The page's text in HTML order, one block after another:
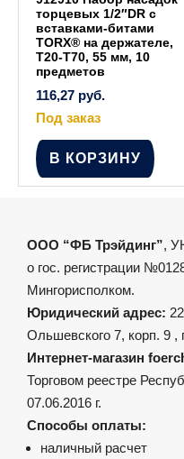
торцевых 1/2″DR с
вставками-битами
TORX® на держателе,
T20-T70, 55 мм, 10
предметов
116,27 руб.
Под заказ
В КОРЗИНУ
ООО “ФБ Трэйдинг”,
о гос. регистрации
Мингорисполком.
Юридический адрес:
Ольшевского 7, корп. 9
Интернет-магазин
Торговом реестре
07.06.2016 г.
Способы оплаты:
наличный расчет